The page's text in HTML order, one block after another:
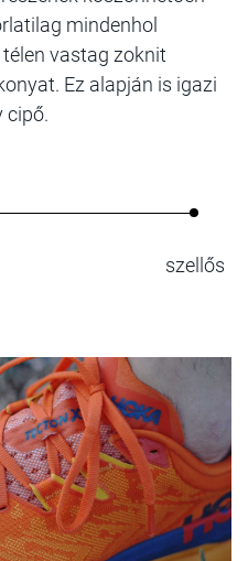
mindenhol
vastag zoknit
Ez alapján is igazi
cipő.
szellős